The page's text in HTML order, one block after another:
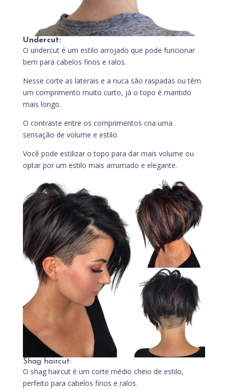
Undercut:
O undercut é um estilo arrojado que pode funcionar
bem para cabelos finos e ralos.
Nesse corte as laterais e a nuca são raspadas ou têm
um comprimento muito curto, já o topo é mantido
mais longo.
O contraste entre os comprimentos cria uma
sensação de volume e estilo.
Você pode estilizar o topo para dar mais volume ou
optar por um estilo mais arrumado e elegante.
Shag haircut:
O shag haircut é um corte médio cheio de estilo,
perfeito para cabelos finos e ralos.